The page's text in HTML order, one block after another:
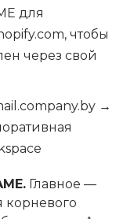
для
чтобы
через свой
→
Главное —
корневого